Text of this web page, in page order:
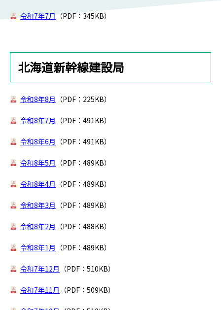
令和7年7月（PDF：345KB）
北海道新幹線建設局
令和8年8月 （PDF：225KB）
令和8年7月 （PDF：491KB）
令和8年6月 （PDF：491KB）
令和8年5月 （PDF：489KB）
令和8年4月 （PDF：489KB）
令和8年3月 （PDF：489KB）
令和8年2月 （PDF：488KB）
令和8年1月 （PDF：489KB）
令和7年12月 （PDF：510KB）
令和7年11月 （PDF：509KB）